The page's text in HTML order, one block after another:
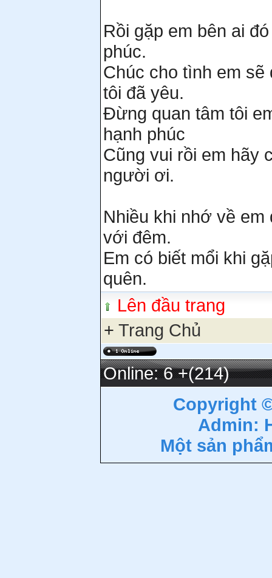
Rồi gặp em bên ai
phúc.
Chúc cho tình em
tôi đã yêu.
Đừng quan tâm tôi
hạnh phúc
Cũng vui rồi em hãy
người ơi.
Nhiều khi nhớ về em
với đêm.
Em có biết mổi khi
quên.
Lên đầu trang
+ Trang Chủ
Online: 6+(214)
Copyright
Admin:
Một sản